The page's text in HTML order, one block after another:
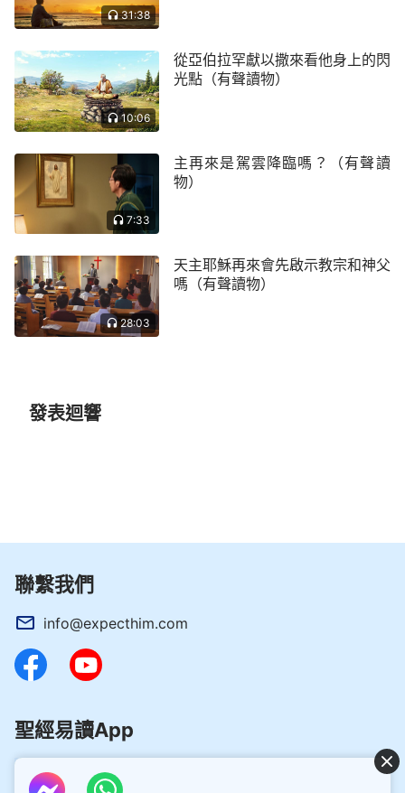
揣摩著神的話我明白了，撒但利用「人為財死，
鳥為食亡」「人往高處走，水往低處流」「人活臉
面，樹活皮」等錯誤的人生觀點來敗壞我們的思想，
使我們認為只有過上好日子，出人頭地，得到人的羨
慕、高看，活著才有底氣、有尊嚴，這樣的一生才有
價值、有意義，如果生活貧窮，被人看不起，那就是
無能，活著也沒絲毫意義，因此我們把畢生的精力都
用在追求金錢、名利上。但追求這些我們到底得著了
什麼呢？想想父親的一生，為了出人頭地，被人羨
慕、高看苦苦奮鬥，身心都承受著巨大的壓力，年紀
輕輕就落下了疾病；一番努力後，父親雖然名利雙
收，但也只是人前風光，得到幾句毫無價值、意義的
虛浮的誇讚，當死亡臨近時，名利、誇讚、人們的高
個被撒但敗壞的世界當中，不知有多少人也像我父親
虛空、恐懼中，追求錢財、名利沒有絲毫的價值與意
義。這不禁讓我反思：我們人究竟該怎樣活著才有價
有認識了，能從心裡讚美神的聖潔、公義，這就是真
人生觀轉變了才是根本的變化。人有了人生的目標憑
真理做人，絕對順服神憑神話活著，心靈深處感覺踏
實亮堂，心裡沒有一點黑暗，完全釋放自由地活在神
31:38
10:06
從亞伯拉罕獻以撒來看他身上的閃
光點（有聲讀物）
7:33
主再來是駕雲降臨嗎？（有聲讀
物）
28:03
天主耶穌再來會先啟示教宗和神父
嗎（有聲讀物）
發表迴響
聯繫我們
info@expecthim.com
聖經易讀App